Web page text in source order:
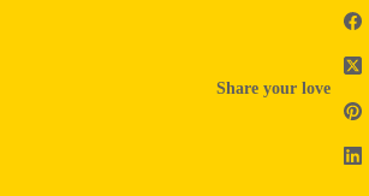
Share your love